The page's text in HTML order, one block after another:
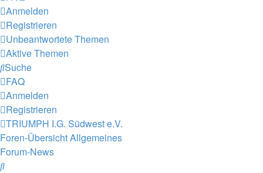
Anmelden
Registrieren
Unbeantwortete Themen
Aktive Themen
Suche
FAQ
Anmelden
Registrieren
TRIUMPH I.G. Südwest e.V.
Foren-ÜbersichtAllgemeines
Forum-News
Suche